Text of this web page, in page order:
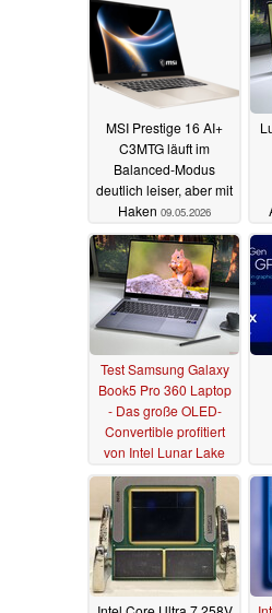
MSI Prestige 16 AI+
C3MTG läuft im
Balanced-Modus
deutlich leiser, aber mit
Haken 09.05.2026
Test Samsung Galaxy
Book5 Pro 360 Laptop
- Das große OLED-
Convertible profitiert
von Intel Lunar Lake
27.12.2024